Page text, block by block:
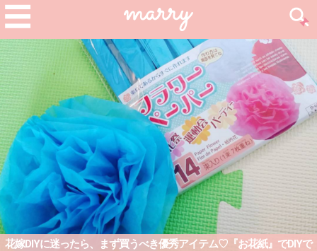
花嫁DIYに迷ったら、まず買うべき優秀アイテム♡『お花紙』でDIYで